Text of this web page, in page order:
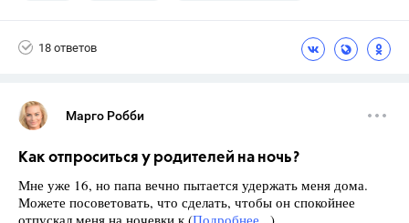
18 ответов
Марго Робби
Как отпроситься у родителей на ночь?
Мне уже 16, но папа вечно пытается удержать меня дома.
Можете посоветовать, что сделать, чтобы он спокойнее
отпускал меня на ночевки к (Подробнее...)